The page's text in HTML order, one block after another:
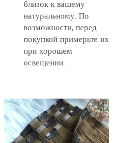
близок к вашему
натуральному. По
возможности, перед
покупкой примерьте их
при хорошем
освещении.